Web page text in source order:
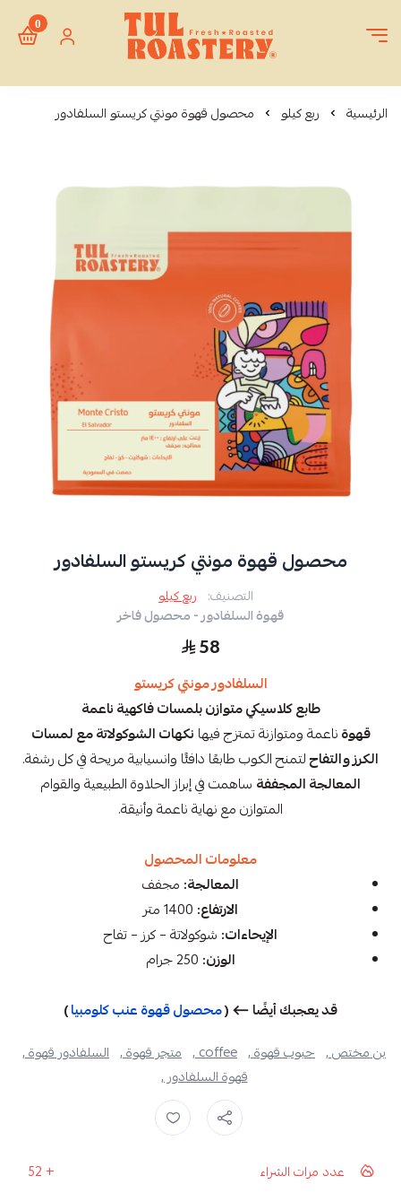
Tul Roastery
0
الرئيسية ربع كيلو محصول قهوة مونتي كريستو السلفادور
محصول قهوة مونتي كريستو السلفادور
التصنيف: ربع كيلو
قهوة السلفادور - محصول فاخر
58
السلفادور مونتي كريستو
طابع كلاسيكي متوازن بلمسات فاكهية ناعمة
قهوةناعمة ومتوازنة تمتزج فيها نكهات الشوكولاتة مع لمسات
الكرز والتفاحلتمنح الكوب طابعًا دافئًا وانسيابية مريحة في كل رشفة.
المعالجة المجففة ساهمت في إبراز الحلاوة الطبيعية والقوام
المتوازن مع نهاية ناعمة وأنيقة.
معلومات المحصول
المعالجة: مجفف
الارتفاع:
الإيحاءات: شوكولاتة – كرز – تفاح
الوزن:
قد يعجبك أيضًا ⟵ (محصول قهوة عنب كلومبيا)
بن مختص , حبوب قهوة , coffee , متجر قهوة , السلفادور قهوة ,
قهوة السلفادور ,
عدد مرات الشراء 56